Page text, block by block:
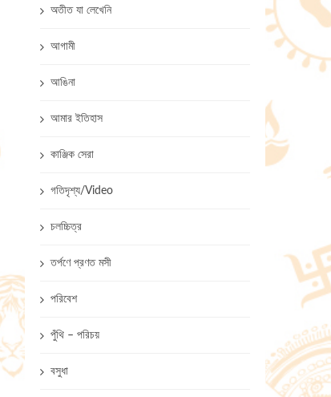
অতীত যা লেখেনি
আগামী
আঙিনা
আমার ইতিহাস
কাঞ্জিক সেরা
গতিদৃশ্য/Video
চলচ্চিত্র
তর্পণে প্রণত মসী
পরিবেশ
পুঁথি – পরিচয়
বসুধা